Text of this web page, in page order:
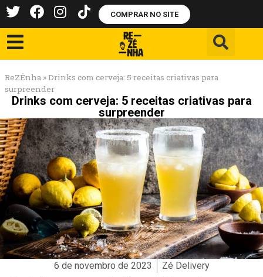
COMPRAR NO SITE
ReZÉnha »Drinks com cerveja: 5 receitas criativas para
surpreender
Drinks com cerveja: 5 receitas criativas para
surpreender
6 de novembro de 2023 Zé Delivery